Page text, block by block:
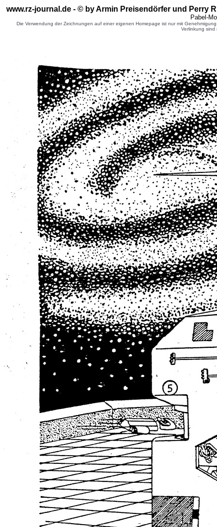
www.rz-journal.de - © by Armin Preisendörfer und Perry
Pabel-
Die Verwendung der Zeichnungen auf einer eigenen Homepage ist nur mit
Verlinkung sind